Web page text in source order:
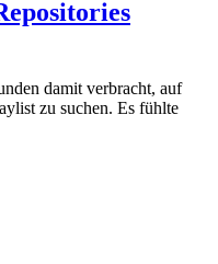
damit verbracht, auf
zu suchen. Es fühlte